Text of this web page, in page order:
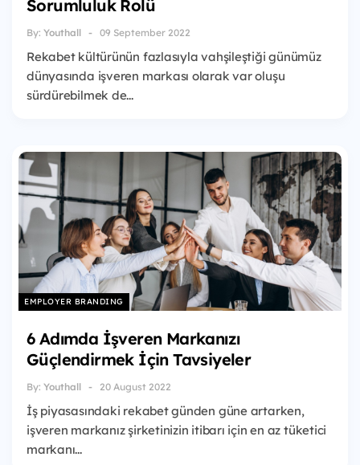
Sorumluluk Rolü
By: Youthall 09 September 2022
Rekabet kültürünün fazlasıyla vahşileştiği günümüz
dünyasında işveren markası olarak var oluşu
sürdürebilmek de...
EMPLOYER BRANDING
6 Adımda İşveren Markanızı
Güçlendirmek İçin Tavsiyeler
By: Youthall 20 August 2022
İş piyasasındaki rekabet günden güne artarken,
işveren markanız şirketinizin itibarı için en az tüketici
markanı...